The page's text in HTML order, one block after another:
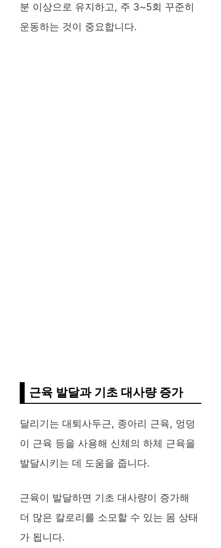
분 이상으로 유지하고, 주 3~5회 꾸준히
운동하는 것이 중요합니다.
근육 발달과 기초 대사량 증가
달리기는 대퇴사두근, 종아리 근육, 엉덩
이 근육 등을 사용해 신체의 하체 근육을
발달시키는 데 도움을 줍니다.
근육이 발달하면 기초 대사량이 증가해
더 많은 칼로리를 소모할 수 있는 몸 상태
가 됩니다.